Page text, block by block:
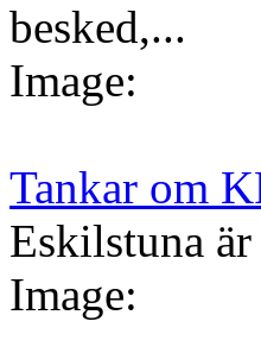
besked,...
Image:
Tankar om
Eskilstuna är
Image: